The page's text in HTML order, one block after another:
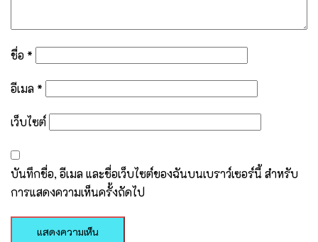
ชื่อ *
อีเมล *
เว็บไซต์
บันทึกชื่อ, อีเมล และชื่อเว็บไซต์ของฉันบนเบราว์เซอร์นี้ สำหรับ
การแสดงความเห็นครั้งถัดไป